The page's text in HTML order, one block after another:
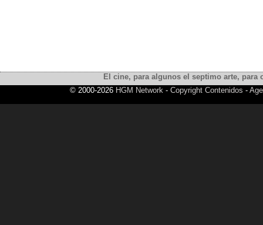
El cine, para algunos el septimo arte,
© 2000-2026 HGM Network - Copyright Contenidos -